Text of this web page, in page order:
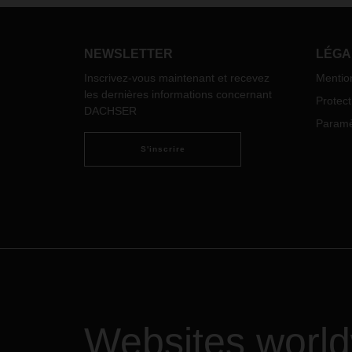
NEWSLETTER
Inscrivez-vous maintenant et recevez
les dernières informations concernant
DACHSER
S'inscrire
Websites